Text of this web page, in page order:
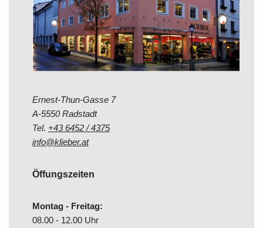
Ernest-Thun-Gasse 7
A-5550 Radstadt
Tel. +43 6452 / 4375
info@klieber.at
Öffungszeiten
Montag - Freitag:
08.00 - 12.00 Uhr